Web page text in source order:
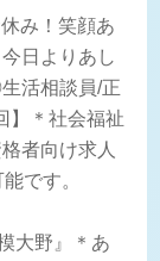
み！笑顔あ
日よりあし
活相談員/正
】＊社会福祉
者向け求人
です。
大野』＊あ